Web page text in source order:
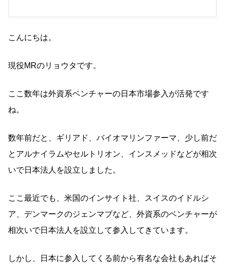
こんにちは。
現役MRのリョウタです。
ここ数年は外資系ベンチャーの日本市場参入が活発です
ね。
数年前だと、ギリアド、バイオマリンファーマ、少し前だ
とアルナイラムやセルトリオン、インスメッドなどが相次
いで日本法人を設立しました。
ここ最近でも、米国のインサイト社、スイスのイドルシ
ア、デンマークのジェンマブなど、外資系のベンチャーが
相次いで日本法人を設立して参入してきています。
しかし、日本に参入してくる前から有名な会社もあればそ